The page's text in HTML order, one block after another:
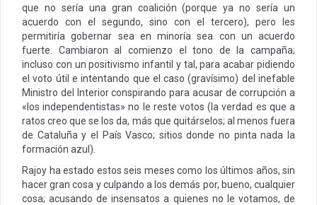
que no sería una gran coalición (porque ya no sería un
acuerdo con el segundo, sino con el tercero), pero les
permitiría gobernar sea en minoría sea con un acuerdo
fuerte. Cambiaron al comienzo el tono de la campaña;
incluso con un positivismo infantil y tal, para acabar pidiendo
el voto útil e intentando que el caso (gravísimo) del inefable
Ministro del Interior conspirando para acusar de corrupción a
«los independentistas» no le reste votos (la verdad es que a
ratos creo que se los da, más que quitárselos; al menos fuera
de Cataluña y el País Vasco; sitios donde no pinta nada la
formación azul).
Rajoy ha estado estos seis meses como los últimos años, sin
hacer gran cosa y culpando a los demás por, bueno, cualquier
cosa; acusando de insensatos a quienes no le votamos, de